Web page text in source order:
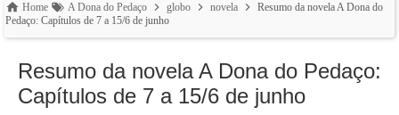
Home A Dona do Pedaço globo novela
Resumo da novela A Dona do
Pedaço: Capítulos de 7 a 15/6 de junho
Resumo da novela A Dona do Pedaço:
Capítulos de 7 a 15/6 de junho